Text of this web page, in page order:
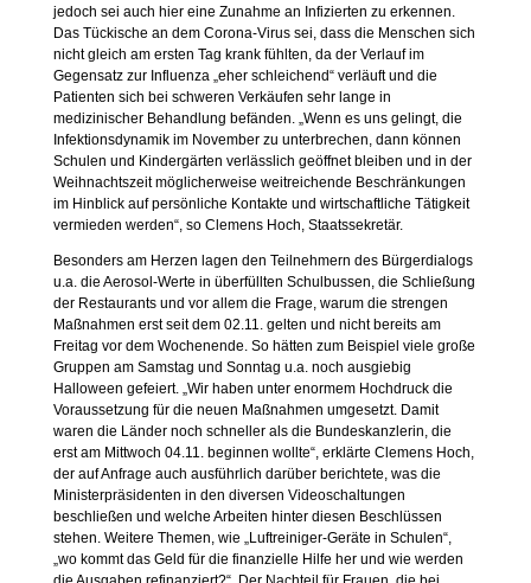
jedoch sei auch hier eine Zunahme an Infizierten zu erkennen.
Das Tückische an dem Corona-Virus sei, dass die Menschen sich
nicht gleich am ersten Tag krank fühlten, da der Verlauf im
Gegensatz zur Influenza „eher schleichend“ verläuft und die
Patienten sich bei schweren Verkäufen sehr lange in
medizinischer Behandlung befänden. „Wenn es uns gelingt, die
Infektionsdynamik im November zu unterbrechen, dann können
Schulen und Kindergärten verlässlich geöffnet bleiben und in der
Weihnachtszeit möglicherweise weitreichende Beschränkungen
im Hinblick auf persönliche Kontakte und wirtschaftliche Tätigkeit
vermieden werden“, so Clemens Hoch, Staatssekretär.
Besonders am Herzen lagen den Teilnehmern des Bürgerdialogs
u.a. die Aerosol-Werte in überfüllten Schulbussen, die Schließung
der Restaurants und vor allem die Frage, warum die strengen
Maßnahmen erst seit dem 02.11. gelten und nicht bereits am
Freitag vor dem Wochenende. So hätten zum Beispiel viele große
Gruppen am Samstag und Sonntag u.a. noch ausgiebig
Halloween gefeiert. „Wir haben unter enormem Hochdruck die
Voraussetzung für die neuen Maßnahmen umgesetzt. Damit
waren die Länder noch schneller als die Bundeskanzlerin, die
erst am Mittwoch 04.11. beginnen wollte“, erklärte Clemens Hoch,
der auf Anfrage auch ausführlich darüber berichtete, was die
Ministerpräsidenten in den diversen Videoschaltungen
beschließen und welche Arbeiten hinter diesen Beschlüssen
stehen. Weitere Themen, wie „Luftreiniger-Geräte in Schulen“,
„wo kommt das Geld für die finanzielle Hilfe her und wie werden